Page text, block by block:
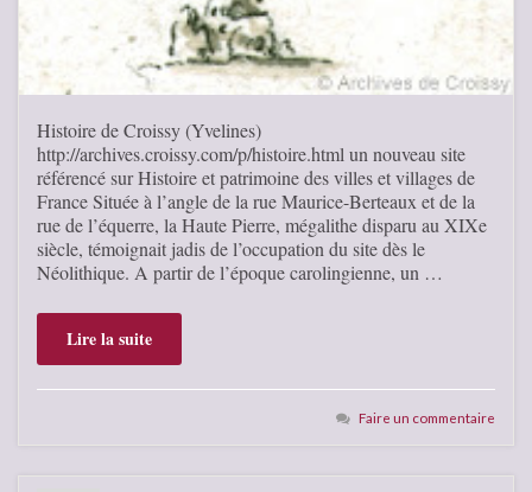
Histoire de Croissy (Yvelines)
http://archives.croissy.com/p/histoire.html un nouveau site
référencé sur Histoire et patrimoine des villes et villages de
France Située à l’angle de la rue Maurice-Berteaux et de la
rue de l’équerre, la Haute Pierre, mégalithe disparu au XIXe
siècle, témoignait jadis de l’occupation du site dès le
Néolithique. A partir de l’époque carolingienne, un …
Lire la suite
Faire un commentaire